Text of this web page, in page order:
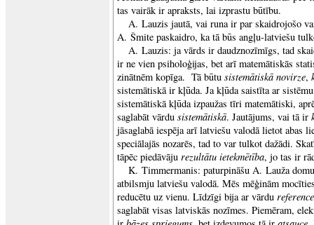
tas vairāk ir apraksts, lai izprastu būtību.
A. Lauzis jautā, vai runa ir par skaidrojošo
A. Šmite paskaidro, ka tā būs angļu-latviešu
A. Lauzis: ja vārds ir daudznozīmīgs, tad
ir ne vien psiholoģijas, bet arī matemātiskās
zinātnēm kopīga. Tā būtu sistemātiskā novirze,
sistemātiskā ir kļūda. Ja kļūda saistīta ar
sistemātiskā kļūda izpaužas tīri matemātiski,
saglabāt vārdu sistemātiskā. Jautājums, vai tā ir
jāsaglabā iespēja arī latviešu valodā lietot abas
speciālajās nozarēs, tad to var tulkot dažādi.
tāpēc piedāvāju rezultātu ietekmētība, jo tas ir
K. Timmermanis: paturpināšu A. Lauža
atbilsmju latviešu valodā. Mēs mēģinām
reducētu uz vienu. Līdzīgi bija ar vārdu reference
saglabāt visas latviskās nozīmes. Piemēram,